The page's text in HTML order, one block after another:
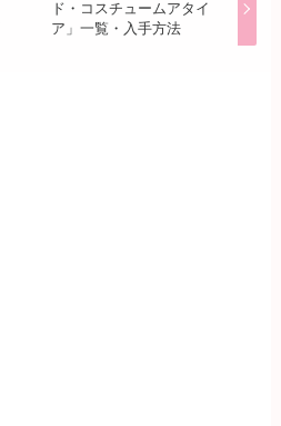
ド・コスチュームアタイ
ア」一覧・入手方法